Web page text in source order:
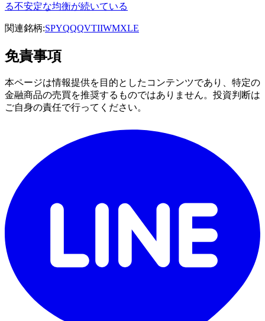
る不安定な均衡が続いている
関連銘柄:SPYQQQVTIIWMXLE
免責事項
本ページは情報提供を目的としたコンテンツであり、特定の
金融商品の売買を推奨するものではありません。投資判断は
ご自身の責任で行ってください。